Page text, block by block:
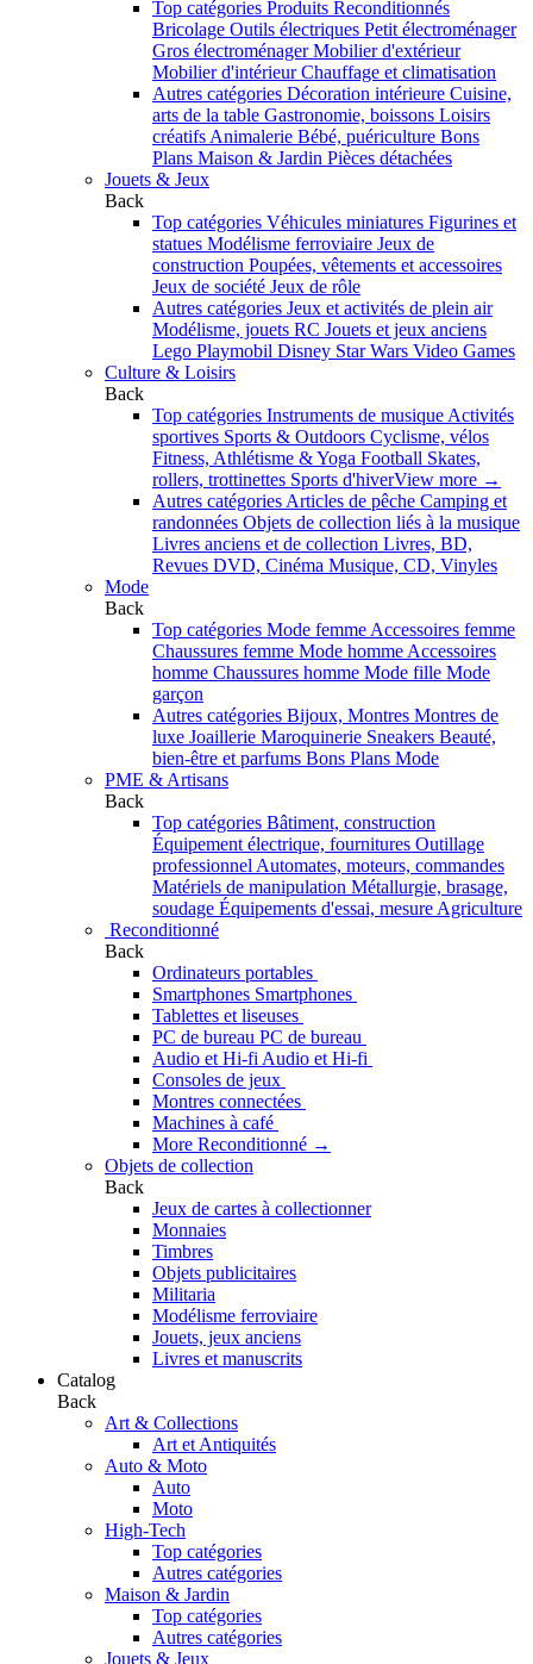
Top catégories Produits Reconditionnés
Bricolage Outils électriques Petit électroménager
Gros électroménagerMobilier d'extérieur
Mobilier d'intérieurChauffage et climatisation
Autres catégories Décoration intérieure Cuisine,
arts de la table Gastronomie, boissons Loisirs
créatifs Animalerie Bébé, puériculture Bons
Plans Maison & Jardin Pièces détachées
Jouets & Jeux
Back
Top catégories Véhicules miniatures Figurines et
statues Modélisme ferroviaire Jeux de
construction Poupées, vêtements et accessoires
Jeux de société Jeux de rôle
Autres catégories Jeux et activités de plein air
Modélisme, jouets RC Jouets et jeux anciens
Lego Playmobil Disney Star Wars Video Games
Culture & Loisirs
Back
Top catégories Instruments de musique Activités
sportives Sports & Outdoors Cyclisme, vélos
Fitness, Athlétisme & Yoga Football Skates,
rollers, trottinettes Sports d'hiverView more →
Autres catégories Articles de pêche Camping et
randonnées Objets de collection liés à la musique
Livres anciens et de collection Livres, BD,
Revues DVD, Cinéma Musique, CD, Vinyles
Mode
Back
Top catégories Mode femme Accessoires femme
Chaussures femme Mode homme Accessoires
homme Chaussures homme Mode fille Mode
garçon
Autres catégories Bijoux, Montres Montres de
luxe Joaillerie Maroquinerie Sneakers Beauté,
bien-être et parfums Bons Plans Mode
PME & Artisans
Back
Top catégories Bâtiment, construction
Équipement électrique, fournitures Outillage
professionnel Automates, moteurs, commandes
Matériels de manipulation Métallurgie, brasage,
soudage Équipements d'essai, mesure Agriculture
Reconditionné
Back
Ordinateurs portables
Smartphones Smartphones
Tablettes et liseuses
PC de bureau PC de bureau
Audio et Hi-fi Audio et Hi-fi
Consoles de jeux
Montres connectées
Machines à café
More Reconditionné →
Objets de collection
Back
Jeux de cartes à collectionner
Monnaies
Timbres
Objets publicitaires
Militaria
Modélisme ferroviaire
Jouets, jeux anciens
Livres et manuscrits
Catalog
Back
Art & Collections
Art et Antiquités
Auto & Moto
Auto
Moto
High-Tech
Top catégories
Autres catégories
Maison & Jardin
Top catégories
Autres catégories
Jouets & Jeux